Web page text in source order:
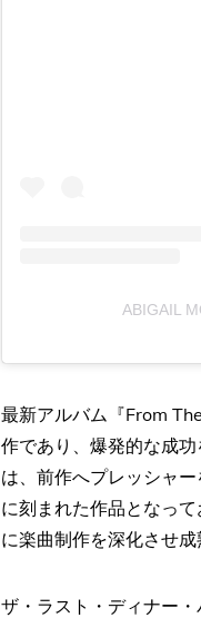
ABIGAIL
最新アルバム『From
作であり、爆発的な成
は、前作へプレッシャ
に刻まれた作品となっ
に楽曲制作を深化させ成
ザ・ラスト・ディナー